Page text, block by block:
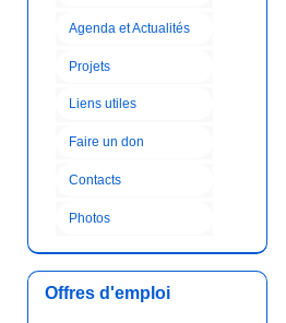
Agenda et Actualités
Projets
Liens utiles
Faire un don
Contacts
Photos
Offres d'emploi